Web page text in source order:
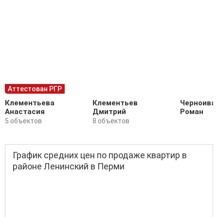
Аттестован РГР
Клементьева
Анастасия
5 объектов
Клементьев
Дмитрий
8 объектов
Роман
График средних цен по продаже квартир в
районе Ленинский в Перми